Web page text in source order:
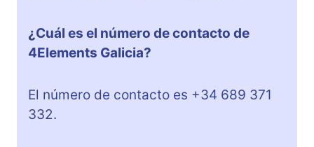
¿Cuál es el número de contacto de
4Elements Galicia?
El número de contacto es +34 689 371
332.